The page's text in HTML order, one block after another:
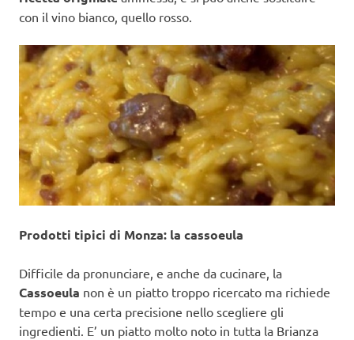
con il vino bianco, quello rosso.
Prodotti tipici di Monza: la cassoeula
Difficile da pronunciare, e anche da cucinare, la
Cassoeula non è un piatto troppo ricercato ma richiede
tempo e una certa precisione nello scegliere gli
ingredienti. E’ un piatto molto noto in tutta la Brianza